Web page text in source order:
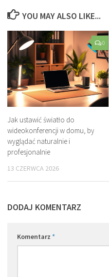
YOU MAY ALSO LIKE...
0
Jak ustawić światło do
wideokonferencji w domu, by
wyglądać naturalnie i
profesjonalnie
13 CZERWCA 2026
DODAJ KOMENTARZ
Komentarz *